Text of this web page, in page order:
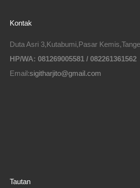
Kontak
Duta Asri 3,Kutabumi,Pasar
HP/WA: 081269005581 / 082261361562
Email:sigitharjito@gmail.com
Tautan